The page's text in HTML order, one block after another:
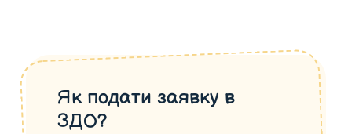
Як подати заявку в
ЗДО?